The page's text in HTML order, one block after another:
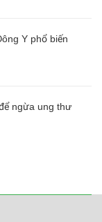
Y phổ biến
ngừa ung thư